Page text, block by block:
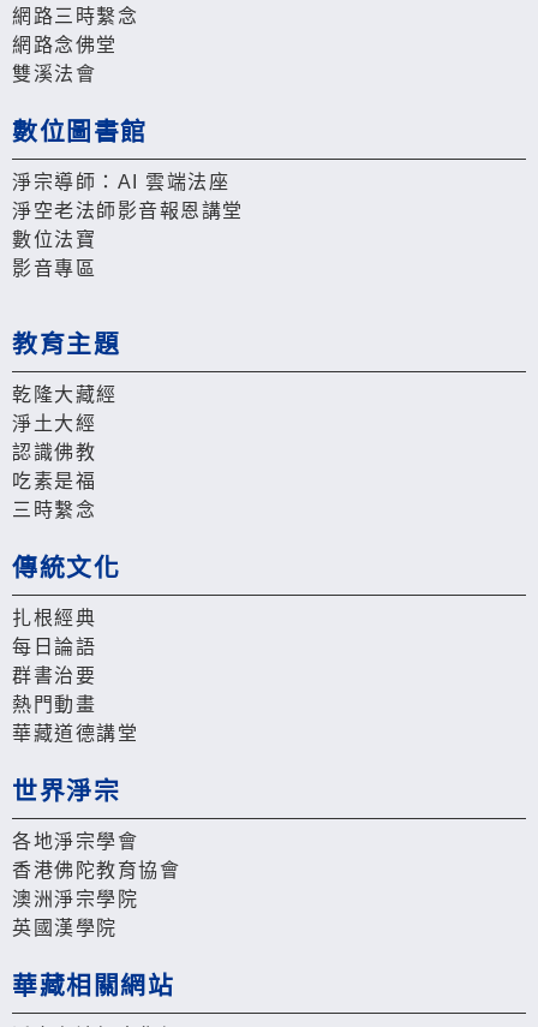
網路三時繫念
網路念佛堂
雙溪法會
數位圖書館
淨宗導師：AI 雲端法座
淨空老法師影音報恩講堂
數位法寶
影音專區
教育主題
乾隆大藏經
淨土大經
認識佛教
吃素是福
三時繫念
傳統文化
扎根經典
每日論語
群書治要
熱門動畫
華藏道德講堂
世界淨宗
各地淨宗學會
香港佛陀教育協會
澳洲淨宗學院
英國漢學院
華藏相關網站